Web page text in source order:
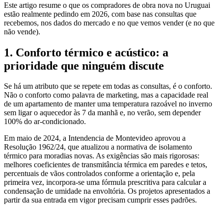
Este artigo resume o que os compradores de obra nova no Uruguai
estão realmente pedindo em 2026, com base nas consultas que
recebemos, nos dados do mercado e no que vemos vender (e no que
não vende).
1. Conforto térmico e acústico: a
prioridade que ninguém discute
Se há um atributo que se repete em todas as consultas, é o conforto.
Não o conforto como palavra de marketing, mas a capacidade real
de um apartamento de manter uma temperatura razoável no inverno
sem ligar o aquecedor às 7 da manhã e, no verão, sem depender
100% do ar-condicionado.
Em maio de 2024, a Intendencia de Montevideo aprovou a
Resolução 1962/24, que atualizou a normativa de isolamento
térmico para moradias novas. As exigências são mais rigorosas:
melhores coeficientes de transmitância térmica em paredes e tetos,
percentuais de vãos controlados conforme a orientação e, pela
primeira vez, incorpora-se uma fórmula prescritiva para calcular a
condensação de umidade na envoltória. Os projetos apresentados a
partir da sua entrada em vigor precisam cumprir esses padrões.